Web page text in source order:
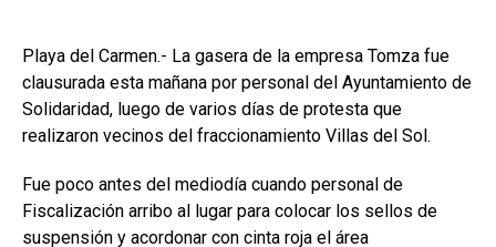
Playa del Carmen.- La gasera de la empresa Tomza fue
clausurada esta mañana por personal del Ayuntamiento de
Solidaridad, luego de varios días de protesta que
realizaron vecinos del fraccionamiento Villas del Sol.
Fue poco antes del mediodía cuando personal de
Fiscalización arribo al lugar para colocar los sellos de
suspensión y acordonar con cinta roja el área